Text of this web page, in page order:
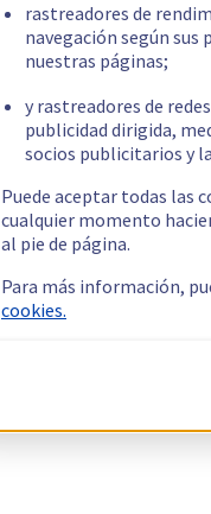
rastreadores de
navegación según
nuestras páginas;
y rastreadores de
publicidad dirigida,
socios publicitarios y
Puede aceptar todas las
cualquier momento
al pie de página.
Para más información,
cookies.